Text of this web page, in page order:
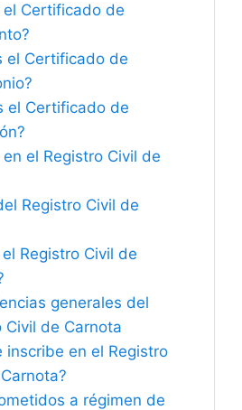
el Certificado de
el Certificado de
el Certificado de
el Registro Civil de
Registro Civil de
Registro Civil de
generales del
Civil de Carnota
inscribe en el Registro
a régimen de